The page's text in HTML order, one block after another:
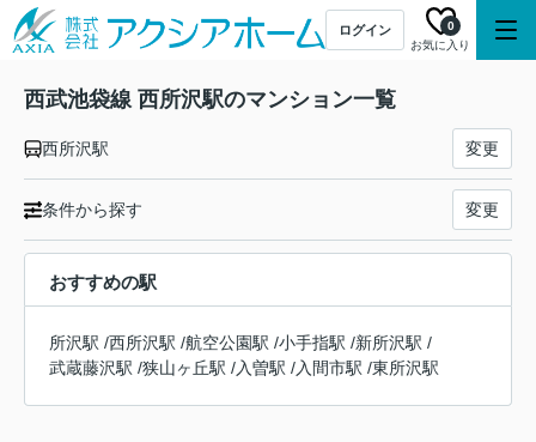
ログイン
お気に入り
0
西武池袋線 西所沢駅のマンション一覧
西所沢駅 変更
条件から探す 変更
おすすめの駅
所沢駅 /西所沢駅 /航空公園駅 /小手指駅 /新所沢駅 /
武蔵藤沢駅 /狭山ヶ丘駅 /入曽駅 /入間市駅 /東所沢駅